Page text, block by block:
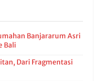
Banjararum Asri
Bali
Dari Fragmentasi